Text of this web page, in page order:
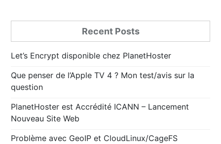
Recent Posts
Let’s Encrypt disponible chez PlanetHoster
Que penser de l’Apple TV 4 ? Mon test/avis sur la
question
PlanetHoster est Accrédité ICANN – Lancement
Nouveau Site Web
Problème avec GeoIP et CloudLinux/CageFS